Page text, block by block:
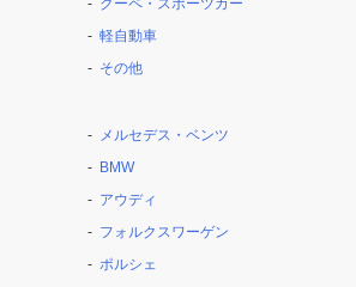
クーペ・スポーツカー
軽自動車
その他
メルセデス・ベンツ
BMW
アウディ
フォルクスワーゲン
ポルシェ